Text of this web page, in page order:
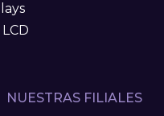
NUESTRAS FILIALES